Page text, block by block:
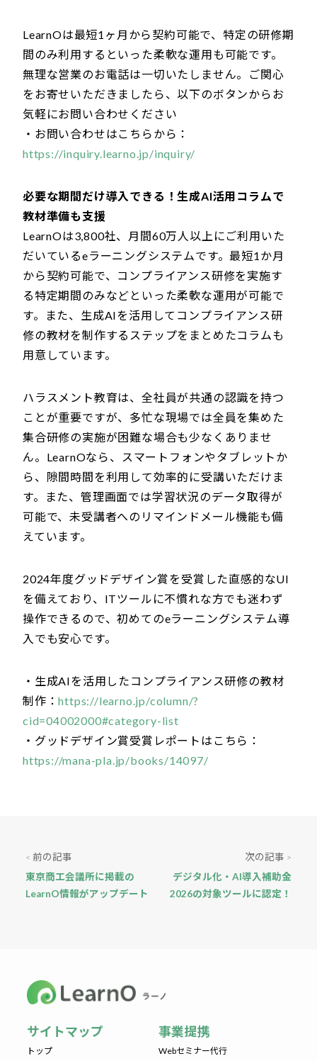
LearnOは最短1ヶ月から契約可能で、特定の研修期
間のみ利用するといった柔軟な運用も可能です。
無理な営業のお電話は一切いたしません。ご関心
をお寄せいただきましたら、以下のボタンからお
気軽にお問い合わせください
・お問い合わせはこちらから：
https://inquiry.learno.jp/inquiry/
必要な期間だけ導入できる！生成AI活用コラムで
教材準備も支援
LearnOは3,800社、月間60万人以上にご利用いた
だいているeラーニングシステムです。最短1か月
から契約可能で、コンプライアンス研修を実施す
る特定期間のみなどといった柔軟な運用が可能で
す。また、生成AIを活用してコンプライアンス研
修の教材を制作するステップをまとめたコラムも
用意しています。
ハラスメント教育は、全社員が共通の認識を持つ
ことが重要ですが、多忙な現場では全員を集めた
集合研修の実施が困難な場合も少なくありませ
ん。LearnOなら、スマートフォンやタブレットか
ら、隙間時間を利用して効率的に受講いただけま
す。また、管理画面では学習状況のデータ取得が
可能で、未受講者へのリマインドメール機能も備
えています。
2024年度グッドデザイン賞を受賞した直感的なUI
を備えており、ITツールに不慣れな方でも迷わず
操作できるので、初めてのeラーニングシステム導
入でも安心です。
・生成AIを活用したコンプライアンス研修の教材
制作：https://learno.jp/column/?
cid=04002000#category-list
・グッドデザイン賞受賞レポートはこちら：
https://mana-pla.jp/books/14097/
< 前の記事
東京商工会議所に掲載の
LearnO情報がアップデート
次の記事 >
デジタル化・AI導入補助金
2026の対象ツールに認定！
サイトマップ
トップ
事業提携
Webセミナー代行